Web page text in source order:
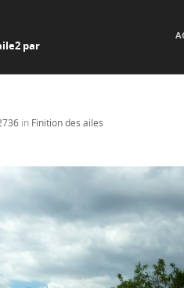
par
in Finition des ailes